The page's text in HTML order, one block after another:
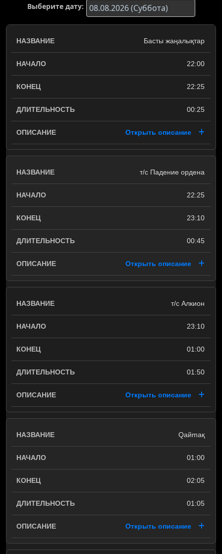
Выберите дату:
Басты жаңалықтар
22:00
22:25
00:25
Открыть описание
т/с Падение ордена
22:25
23:10
00:45
Открыть описание
т/с Алкион
23:10
01:00
01:50
Открыть описание
Qaйmaқ
01:00
02:05
01:05
Открыть описание